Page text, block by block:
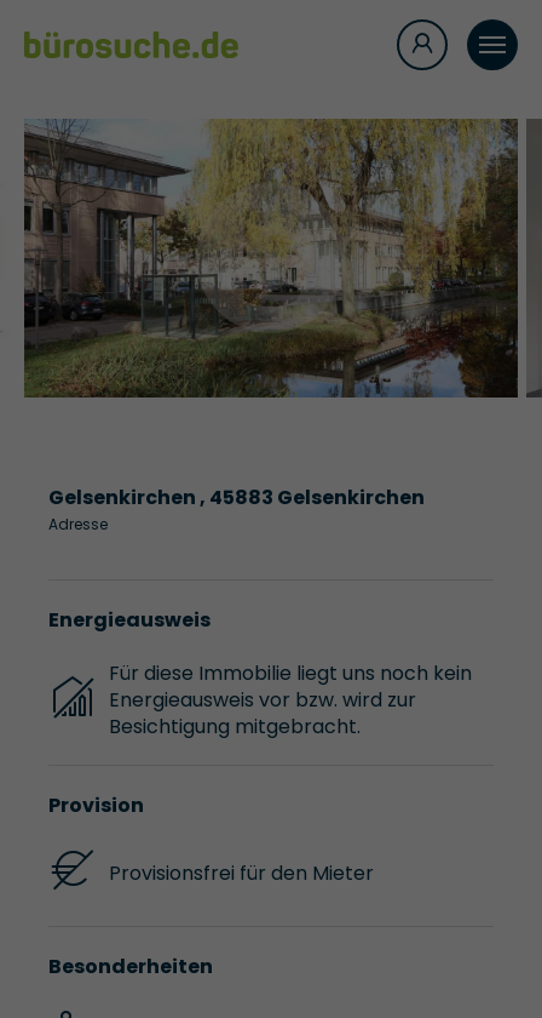
Gelsenkirchen , 45883 Gelsenkirchen
Adresse
Energieausweis
Für diese Immobilie liegt uns noch kein
Energieausweis vor bzw. wird zur
Besichtigung mitgebracht.
Provision
Provisionsfrei für den Mieter
Besonderheiten